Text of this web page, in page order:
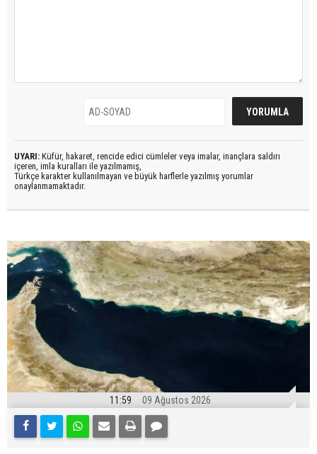
UYARI: Küfür, hakaret, rencide edici cümleler veya imalar, inançlara saldırı
içeren, imla kuralları ile yazılmamış,
Türkçe karakter kullanılmayan ve büyük harflerle yazılmış yorumlar
onaylanmamaktadır.
11:59 09 Ağustos 2026